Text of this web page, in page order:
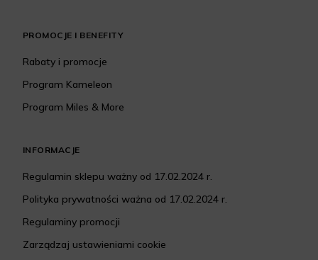
PROMOCJE I BENEFITY
Rabaty i promocje
Program Kameleon
Program Miles & More
INFORMACJE
Regulamin sklepu ważny od 17.02.2024 r.
Polityka prywatności ważna od 17.02.2024 r.
Regulaminy promocji
Zarządzaj ustawieniami cookie